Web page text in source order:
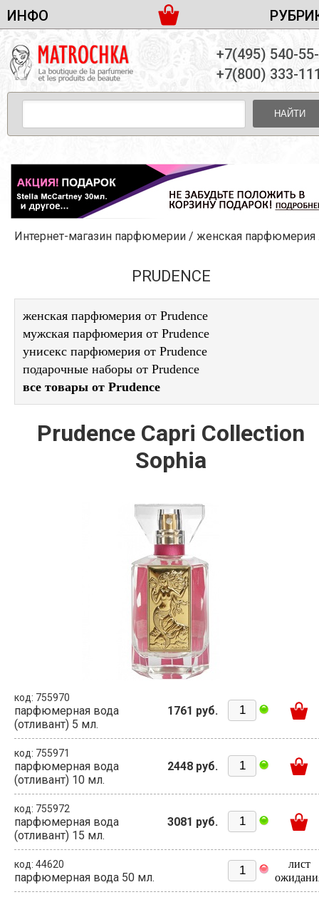
ИНФО
ДОСТАВКА И ОПЛАТА
ПАРТНЕРСТВО
КОНТАКТЫ
ЖЕНСКАЯ ПАРФЮМЕРИЯ
МУЖСКАЯ ПАРФЮМЕРИЯ
УНИСЕКС ПАРФЮМЕРИЯ
ЖЕНСКИЕ НАБОРЫ
МУЖСКИЕ НАБОРЫ
УНИСЕКС НАБОРЫ
УХОД ЗА ЛИЦОМ
УХОД ЗА ТЕЛОМ
ДЕКОРАТИВНАЯ КОСМЕТИКА
+7(495) 540-
+7(800) 333-
НАЙТИ
Интернет-магазин парфюмерии / женская парфюмерия
PRUDENCE
женская парфюмерия от Prudence
мужская парфюмерия от Prudence
унисекс парфюмерия от Prudence
подарочные наборы от Prudence
все товары от Prudence
Prudence Capri Collection
Sophia
код: 755970
парфюмерная вода
(отливант) 5 мл.
1761 руб.
код: 755971
парфюмерная вода
(отливант) 10 мл.
2448 руб.
код: 755972
парфюмерная вода
(отливант) 15 мл.
3081 руб.
код: 44620
парфюмерная вода 50 мл.
лист